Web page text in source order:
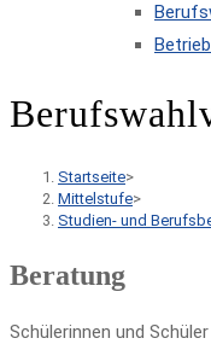
Startseite>
Mittelstufe>
Studien- und
Beratung
Schülerinnen und